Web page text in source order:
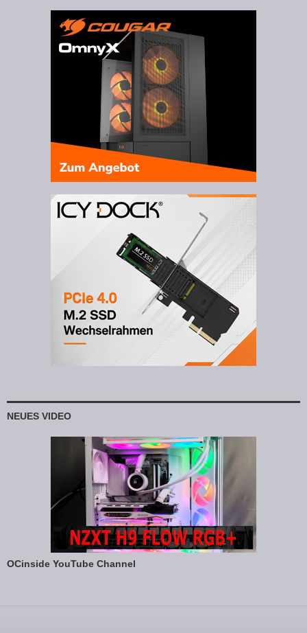
NEUES VIDEO
OCinside YouTube Channel